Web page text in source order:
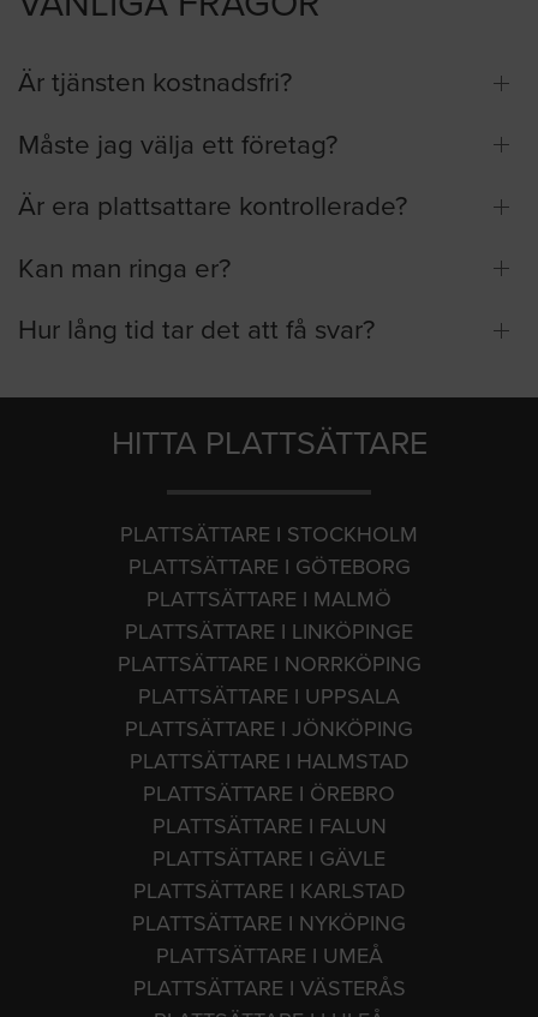
Är tjänsten kostnadsfri?
Måste jag välja ett företag?
Är era plattsattare kontrollerade?
Kan man ringa er?
Hur lång tid tar det att få svar?
HITTA PLATTSÄTTARE
PLATTSÄTTARE I STOCKHOLM
PLATTSÄTTARE I GÖTEBORG
PLATTSÄTTARE I MALMÖ
PLATTSÄTTARE I LINKÖPINGE
PLATTSÄTTARE I NORRKÖPING
PLATTSÄTTARE I UPPSALA
PLATTSÄTTARE I JÖNKÖPING
PLATTSÄTTARE I HALMSTAD
PLATTSÄTTARE I ÖREBRO
PLATTSÄTTARE I FALUN
PLATTSÄTTARE I GÄVLE
PLATTSÄTTARE I KARLSTAD
PLATTSÄTTARE I NYKÖPING
PLATTSÄTTARE I UMEÅ
PLATTSÄTTARE I VÄSTERÅS